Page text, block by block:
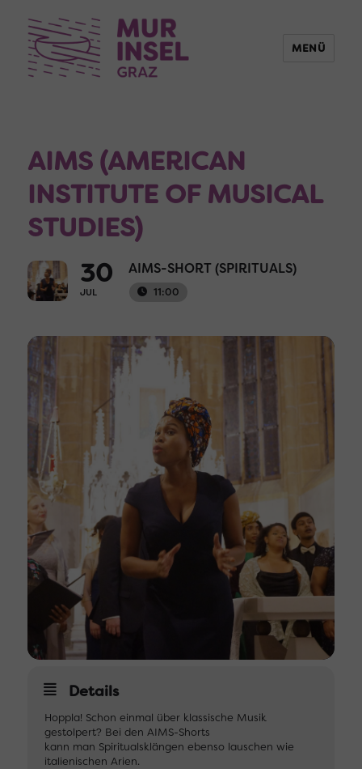
MENÜ
AIMS (AMERICAN
INSTITUTE OF MUSICAL
STUDIES)
30
JUL
AIMS-SHORT (SPIRITUALS)
11:00
Details
Hoppla! Schon einmal über klassische Musik
gestolpert? Bei den AIMS-Shorts
kann man Spiritualsklängen ebenso lauschen wie
italienischen Arien.